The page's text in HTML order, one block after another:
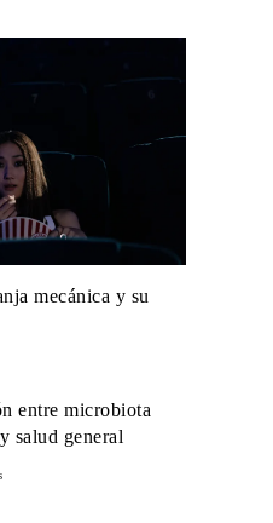
mecánica y su
entre microbiota
salud general